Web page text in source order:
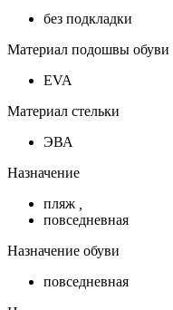
без подкладки
Материал подошвы обуви
EVA
Материал стельки
ЭВА
Назначение
пляж
повседневная
Назначение обуви
повседневная